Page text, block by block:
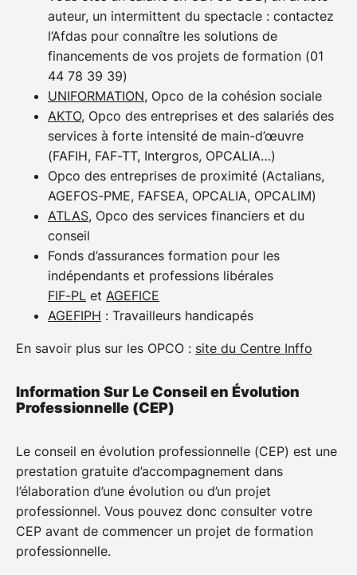
des mêmes conditions de travail que les autres
salariés, dans la mesure où elles ne sont pas
contraires aux exigences de sa formation.
Toute entreprise du secteur privé, y compris les
associations, peut embaucher un(e) apprenti(e) si
l’employeur déclare prendre les mesures nécessaires
à l’organisation de l’apprentissage.
L’apprentissage repose sur le principe de l’alternance
entre enseignement théorique en centre de formation
d’apprentis (CFA EMIC) ou en organisme de
formation et enseignement du métier chez
l’employeur avec lequel l’apprenti a conclu son
contrat.
Pour en savoir plus sur le contrat d’apprentissage,
consultez le site du gouvernement.
d’une structure privée
Différentes sources de financements peuvent être
mobilisées :
Plan de développement des compétences :
L’employeur doit assurer l’adaptation de ses
salariés à leur poste de travail et veiller au
auteur, un intermittent du spectacle : contactez
l’Afdas pour connaître les solutions de
financements de vos projets de formation (01
44 78 39 39)
UNIFORMATION, Opco de la cohésion sociale
AKTO, Opco des entreprises et des salariés des
services à forte intensité de main-d’œuvre
(FAFIH, FAF-TT, Intergros, OPCALIA…)
Opco des entreprises de proximité (Actalians,
AGEFOS-PME, FAFSEA, OPCALIA, OPCALIM)
ATLAS, Opco des services financiers et du
conseil
Fonds d’assurances formation pour les
indépendants et professions libérales
FIF-PL et AGEFICE
AGEFIPH : Travailleurs handicapés
En savoir plus sur les OPCO : site du Centre Inffo
Information Sur Le Conseil en Évolution
Professionnelle (CEP)
Le conseil en évolution professionnelle (CEP) est une
prestation gratuite d’accompagnement dans
l’élaboration d’une évolution ou d’un projet
professionnel. Vous pouvez donc consulter votre
CEP avant de commencer un projet de formation
professionnelle.